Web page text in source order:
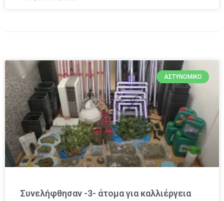
ΑΣΤΥΝΟΜΙΚΌ
Συνελήφθησαν -3- άτομα για καλλιέργεια